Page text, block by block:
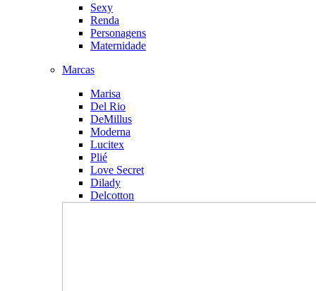
Sexy
Renda
Personagens
Maternidade
Marcas
Marisa
Del Rio
DeMillus
Moderna
Lucitex
Plié
Love Secret
Dilady
Delcotton